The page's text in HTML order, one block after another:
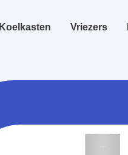
Koelkasten Vriezers